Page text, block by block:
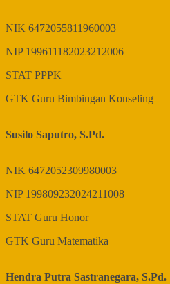
NIK 6472055811960003
NIP 199611182023212006
STAT PPPK
GTK Guru Bimbingan Konseling
Susilo Saputro, S.Pd.
NIK 6472052309980003
NIP 199809232024211008
STAT Guru Honor
GTK Guru Matematika
Hendra Putra Sastranegara, S.Pd.